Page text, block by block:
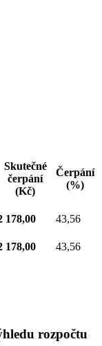
Skutečné
čerpání
(Kč)
Čerpání
(%)
178,00 43,56
178,00
43,56
rozpočtu